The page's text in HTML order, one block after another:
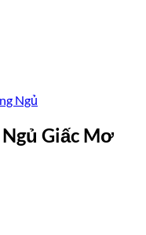
Ngủ
Giấc Mơ